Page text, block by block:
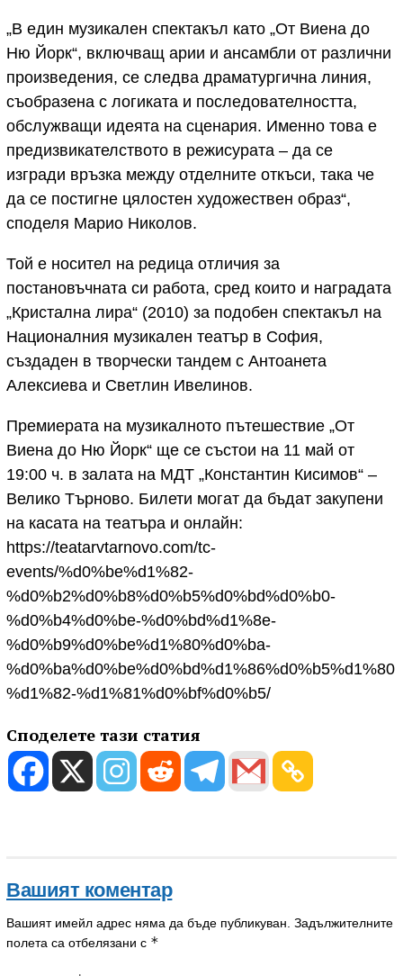
„В един музикален спектакъл като „От Виена до
Ню Йорк“, включващ арии и ансамбли от различни
произведения, се следва драматургична линия,
съобразена с логиката и последователността,
обслужващи идеята на сценария. Именно това е
предизвикателството в режисурата – да се
изгради връзка между отделните откъси, така че
да се постигне цялостен художествен образ“,
споделя Марио Николов.
Той е носител на редица отличия за
постановъчната си работа, сред които и наградата
„Кристална лира“ (2010) за подобен спектакъл на
Националния музикален театър в София,
създаден в творчески тандем с Антоанета
Алексиева и Светлин Ивелинов.
Премиерата на музикалното пътешествие „От
Виена до Ню Йорк“ ще се състои на 11 май от
19:00 ч. в залата на МДТ „Константин Кисимов“ –
Велико Търново. Билети могат да бъдат закупени
на касата на театъра и онлайн:
https://teatarvtarnovo.com/tc-
events/%d0%be%d1%82-
%d0%b2%d0%b8%d0%b5%d0%bd%d0%b0-
%d0%b4%d0%be-%d0%bd%d1%8e-
%d0%b9%d0%be%d1%80%d0%ba-
%d0%ba%d0%be%d0%bd%d1%86%d0%b5%d1%80
%d1%82-%d1%81%d0%bf%d0%b5/
Споделете тази статия
Вашият коментар
Вашият имейл адрес няма да бъде публикуван. Задължителните
полета са отбелязани с *